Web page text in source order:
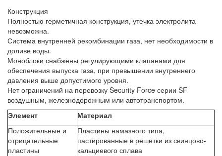
Конструкция
Полностью герметичная конструкция, утечка электролита
невозможна.
Система внутренней рекомбинации газа, нет необходимости в
доливе воды.
Моноблоки снабжены регулирующими клапанами для
обеспечения выпуска газа, при превышении внутреннего
давления выше допустимого уровня.
Нет ограничений на перевозку Security Force серии SF
воздушным, железнодорожным или автотранспортом.
Элемент
Материал
Положительные и
отрицательные
пластины
Пластины намазного типа,
пастированные в решетки из свинцово-
кальциевого сплава